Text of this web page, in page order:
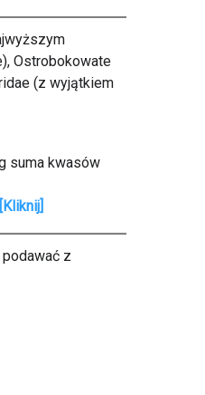
Ostrobokowate
(z wyjątkiem
suma kwasów
z